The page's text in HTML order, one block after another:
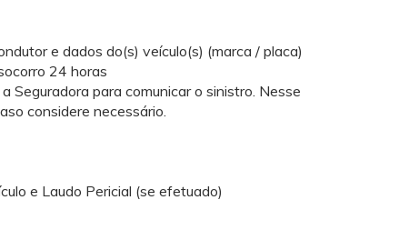
e dados do(s) veículo(s) (marca / placa)
24 horas
para comunicar o sinistro. Nesse
considere necessário.
e Laudo Pericial (se efetuado)